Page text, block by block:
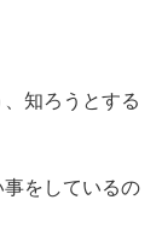
知ろうとする
事をしているの